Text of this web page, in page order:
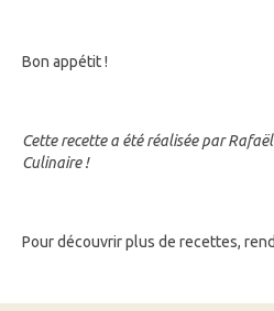
Bon appétit !
Cette recette a été réalisée par
Culinaire !
Pour découvrir plus de recettes,